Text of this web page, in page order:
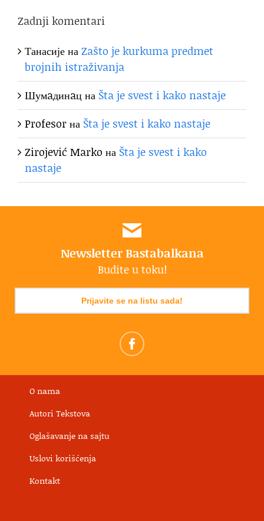
Zadnji komentari
ТанасијенаZašto je kurkuma predmet
brojnih istraživanja
Шумaдинaцна Šta je svest i kako nastaje
Profesorна Šta je svest i kako nastaje
Zirojević Marko на Šta je svest i kako
nastaje
Newsletter Bastabalkana
Budite u toku!
Prijavite se na listu sada!
O nama
Autori Tekstova
Oglašavanje na sajtu
Uslovi korišćenja
Kontakt